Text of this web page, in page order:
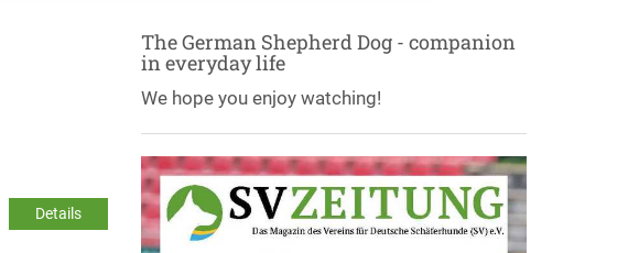
Details
The German Shepherd Dog - companion
in everyday life
We hope you enjoy watching!